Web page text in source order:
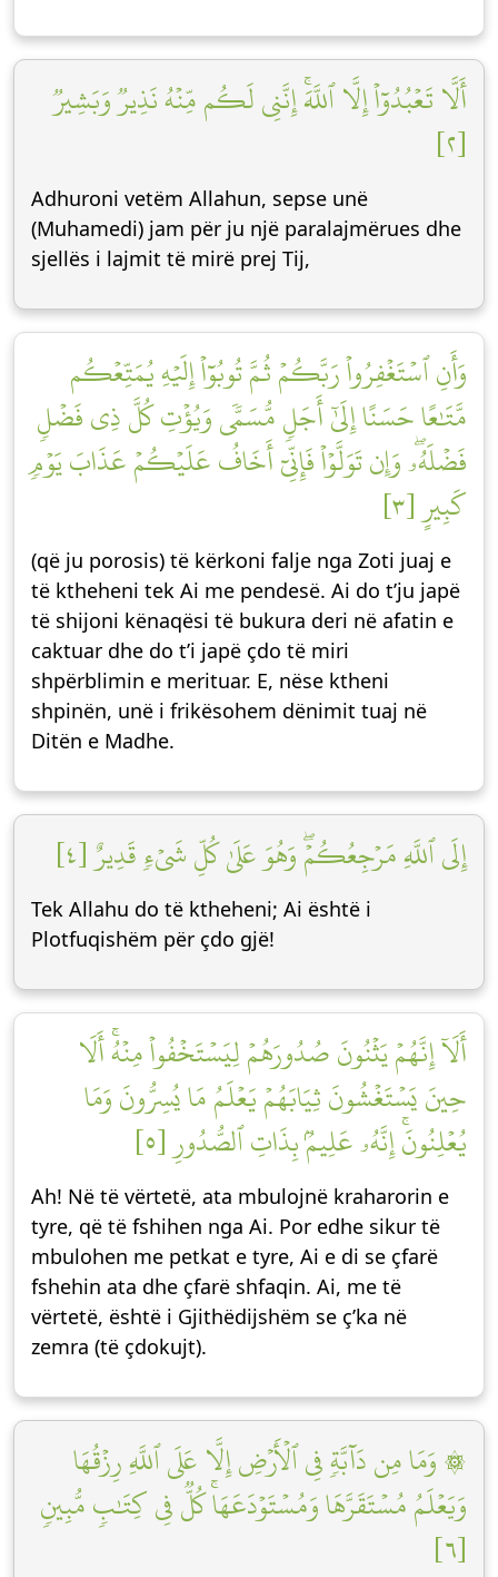
أَلَّا تَعۡبُدُوٓاْ إِلَّا ٱللَّهَۚ إِنَّنِي لَكُم مِّنۡهُ نَذِيرٞ وَبَشِيرٞ
[٢]
Adhuroni vetëm Allahun, sepse unë
(Muhamedi) jam për ju një paralajmërues dhe
sjellës i lajmit të mirë prej Tij,
وَأَنِ ٱسۡتَغۡفِرُواْ رَبَّكُمۡ ثُمَّ تُوبُوٓاْ إِلَيۡهِ يُمَتِّعۡكُم
مَّتَٰعًا حَسَنًا إِلَىٰٓ أَجَلٖ مُّسَمّٗى وَيُؤۡتِ كُلَّ ذِي فَضۡلٖ
فَضۡلَهُۥۖ وَإِن تَوَلَّوۡاْ فَإِنِّيٓ أَخَافُ عَلَيۡكُمۡ عَذَابَ يَوۡمٖ
كَبِيرٍ [٣]
(që ju porosis) të kërkoni falje nga Zoti juaj e
të ktheheni tek Ai me pendesë. Ai do t’ju japë
të shijoni kënaqësi të bukura deri në afatin e
caktuar dhe do t’i japë çdo të miri
shpërblimin e merituar. E, nëse ktheni
shpinën, unë i frikësohem dënimit tuaj në
Ditën e Madhe.
إِلَى ٱللَّهِ مَرۡجِعُكُمۡۖ وَهُوَ عَلَىٰ كُلِّ شَيۡءٖ قَدِيرٌ [٤]
Tek Allahu do të ktheheni; Ai është i
Plotfuqishëm për çdo gjë!
أَلَآ إِنَّهُمۡ يَثۡنُونَ صُدُورَهُمۡ لِيَسۡتَخۡفُواْ مِنۡهُۚ أَلَا
حِينَ يَسۡتَغۡشُونَ ثِيَابَهُمۡ يَعۡلَمُ مَا يُسِرُّونَ وَمَا
يُعۡلِنُونَۚ إِنَّهُۥ عَلِيمُۢ بِذَاتِ ٱلصُّدُورِ [٥]
Ah! Në të vërtetë, ata mbulojnë kraharorin e
tyre, që të fshihen nga Ai. Por edhe sikur të
mbulohen me petkat e tyre, Ai e di se çfarë
fshehin ata dhe çfarë shfaqin. Ai, me të
vërtetë, është i Gjithëdijshëm se ç’ka në
zemra (të çdokujt).
۞ وَمَا مِن دَآبَّةٖ فِي ٱلۡأَرۡضِ إِلَّا عَلَى ٱللَّهِ رِزۡقُهَا
وَيَعۡلَمُ مُسۡتَقَرَّهَا وَمُسۡتَوۡدَعَهَاۚ كُلّٞ فِي كِتَٰبٖ مُّبِينٖ
[٦]